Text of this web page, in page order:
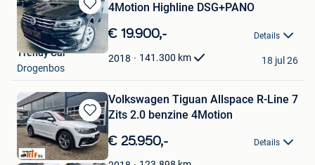
Bewaren
in
Mijn
Favorieten
4Motion Highline DSG+PANO
€ 19.900,- Details
2018 141.300 km
Trendy Car
Drogenbos
18 jul 26
Bewaren
in
Mijn
Favorieten
Volkswagen Tiguan Allspace R-Line 7
Zits 2.0 benzine 4Motion
€ 25.950,- Details